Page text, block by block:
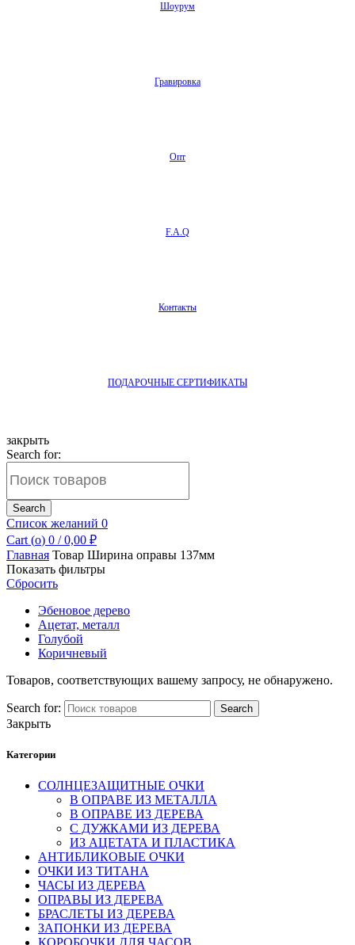
Шоурум
Гравировка
Опт
F.A.Q
Контакты
ПОДАРОЧНЫЕ СЕРТИФИКАТЫ
закрыть
Search for:
Search
Список желаний 0
Cart (o) 0 / 0,00 ₽
Главная Товар Ширина оправы 137мм
Показать фильтры
Сбросить
Эбеновое дерево
Ацетат, металл
Голубой
Коричневый
Товаров, соответствующих вашему запросу, не обнаружено.
Search for: Search
Закрыть
Категории
СОЛНЦЕЗАЩИТНЫЕ ОЧКИ
В ОПРАВЕ ИЗ МЕТАЛЛА
В ОПРАВЕ ИЗ ДЕРЕВА
С ДУЖКАМИ ИЗ ДЕРЕВА
ИЗ АЦЕТАТА И ПЛАСТИКА
АНТИБЛИКОВЫЕ ОЧКИ
ОЧКИ ИЗ ТИТАНА
ЧАСЫ ИЗ ДЕРЕВА
ОПРАВЫ ИЗ ДЕРЕВА
БРАСЛЕТЫ ИЗ ДЕРЕВА
ЗАПОНКИ ИЗ ДЕРЕВА
КОРОБОЧКИ ДЛЯ ЧАСОВ